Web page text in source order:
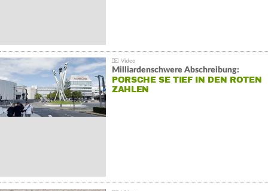
Milliardenschwere Abschreibung:
PORSCHE SE TIEF IN DEN ROTEN
ZAHLEN